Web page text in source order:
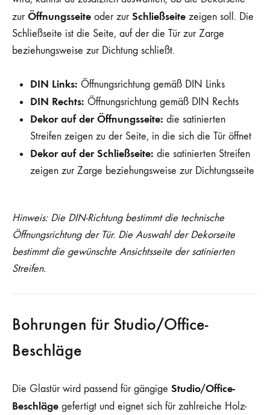
zurÖffnungsseite oder zurSchließseite zeigen soll. Die
Schließseite ist die Seite, auf der die Tür zur Zarge
beziehungsweise zur Dichtung schließt.
DIN Links: Öffnungsrichtung gemäß DIN Links
DIN Rechts: Öffnungsrichtung gemäß DIN Rechts
Dekor auf der Öffnungsseite: die satinierten
Streifen zeigen zu der Seite, in die sich die Tür öffnet
Dekor auf der Schließseite: die satinierten Streifen
zeigen zur Zarge beziehungsweise zur Dichtungsseite
Hinweis: Die DIN-Richtung bestimmt die technische
Öffnungsrichtung der Tür. Die Auswahl der Dekorseite
bestimmt die gewünschte Ansichtsseite der satinierten
Streifen.
Bohrungen für Studio/Office-
Beschläge
Die Glastür wird passend für gängige Studio/Office-
Beschläge gefertigt und eignet sich für zahlreiche Holz-